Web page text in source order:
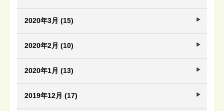
2020年3月 (15)
2020年2月 (10)
2020年1月 (13)
2019年12月 (17)